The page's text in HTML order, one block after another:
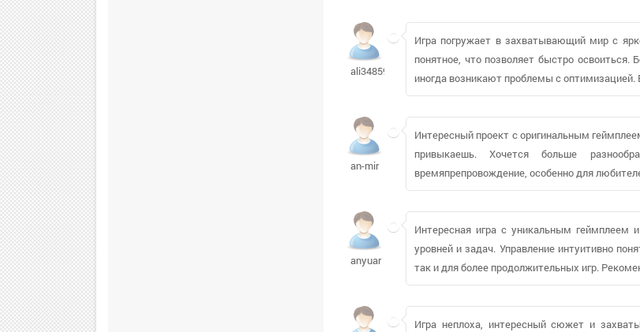
ali3485938
Игра погружает в захватывающий мир с
понятное, что позволяет быстро освоиться.
иногда возникают проблемы с
an-mir
Интересный проект с оригинальным
привыкаешь. Хочется больше
времяпрепровождение, особенно для
anyuar
Интересная игра с уникальным геймплеем
уровней и задач. Управление интуитивно
так и для более продолжительных игр.
Игра неплоха, интересный сюжет и